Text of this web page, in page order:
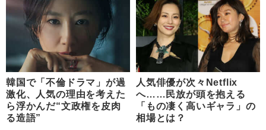
韓国で「不倫ドラマ」が過
激化、人気の理由を考えた
ら浮かんだ“文政権を皮肉
る造語”
人気俳優が次々Netflix
へ……民放が頭を抱える
「もの凄く高いギャラ」の
相場とは？